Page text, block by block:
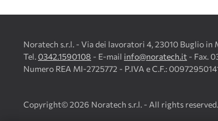
Noratech s.r.l. - Via dei lavoratori 4, 23010 Buglio in
Tel.0342.1590108 - E-mail info@noratech.it - Fax.
Numero REA MI-2725772 - P.IVA e C.F.:
Copyright©2026 Noratech s.r.l. - All rights